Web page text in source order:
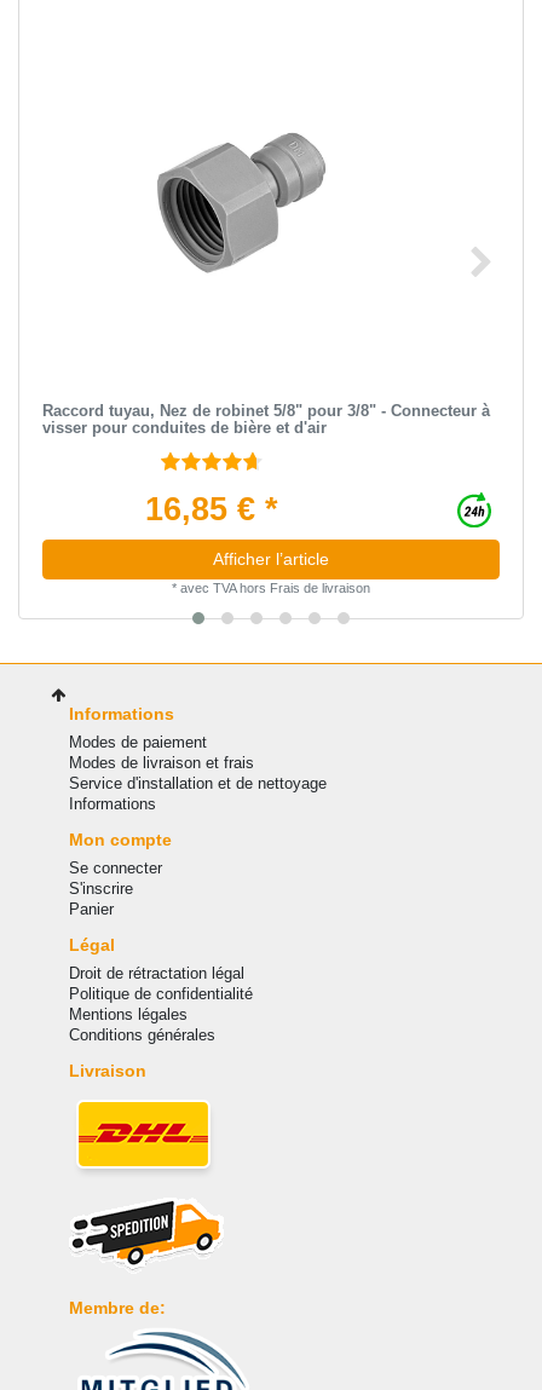
Raccord tuyau, Nez de robinet 5/8" pour 3/8" - Connecteur à
visser pour conduites de bière et d'air
16,85 € *
Afficher l’article
* avec TVAhors Frais de livraison
Informations
Modes de paiement
Modes de livraison et frais
Service d'installation et de nettoyage
Informations
Mon compte
Se connecter
S'inscrire
Panier
Légal
Droit de rétractation légal
Politique de confidentialité
Mentions légales
Conditions générales
Livraison
Membre de: